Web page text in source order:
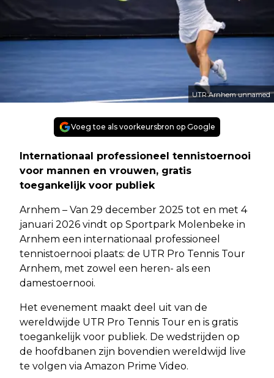
UTR Arnhem unnamed
Voeg toe als voorkeursbron op Google
Internationaal professioneel tennistoernooi
voor mannen en vrouwen, gratis
toegankelijk voor publiek
Arnhem – Van 29 december 2025 tot en met 4
januari 2026 vindt op Sportpark Molenbeke in
Arnhem een internationaal professioneel
tennistoernooi plaats: de UTR Pro Tennis Tour
Arnhem, met zowel een heren- als een
damestoernooi.
Het evenement maakt deel uit van de
wereldwijde UTR Pro Tennis Tour en is gratis
toegankelijk voor publiek. De wedstrijden op
de hoofdbanen zijn bovendien wereldwijd live
te volgen via Amazon Prime Video.